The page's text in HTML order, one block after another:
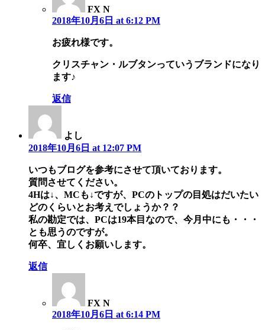
FX N
2018年10月6日 at 6:12 PM
お疲れ様です。
クリスチャン・ルブタンっていうブランドになり
ます♪
返信
よし
2018年10月6日 at 12:07 PM
いつもブログを参考にさせて頂いております。
質問させてください。
4Hは↓、MCも↓ですが、PCのトップの目処はだいたい
どのくらいとお考えでしょうか？？
私の勘定では、PCは19本目なので、今月中にも・・・
とも思うのですが。
何卒、宜しくお願いします。
返信
FX N
2018年10月6日 at 6:14 PM